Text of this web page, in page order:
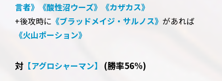
言者》
《酸性沼ウーズ》
《カザカス》
+後攻時に 《ブラッドメイジ・サルノス》 があれば
《火山ポーション》
対 【アグロシャーマン】 (勝率56%)